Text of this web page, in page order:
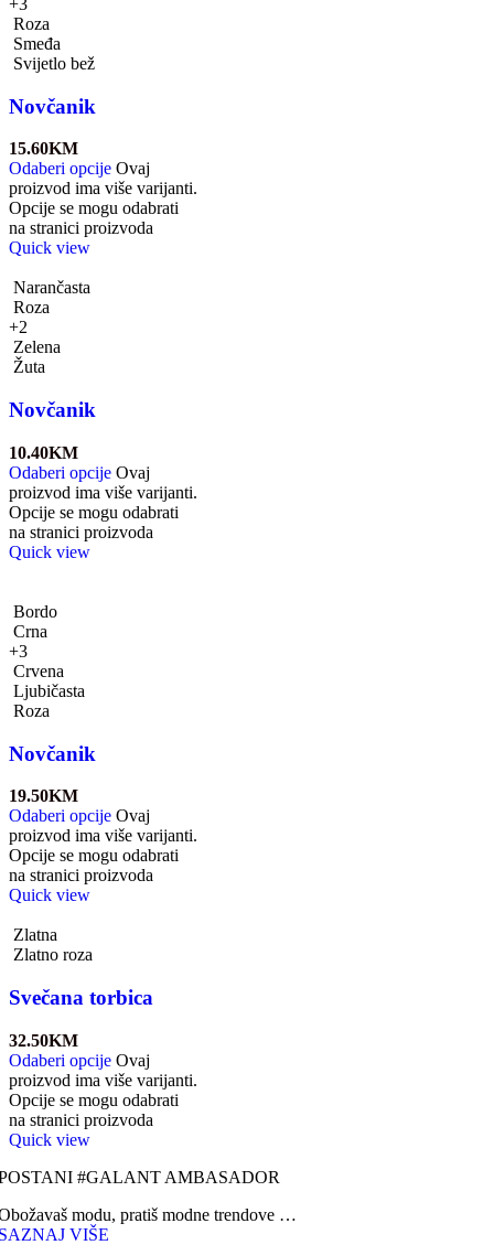
+3
Roza
Smeđa
Svijetlo bež
Novčanik
15.60KM
Odaberi opcije Ovaj
proizvod ima više varijanti.
Opcije se mogu odabrati
na stranici proizvoda
Quick view
Narančasta
Roza
+2
Zelena
Žuta
Novčanik
10.40KM
Odaberi opcije Ovaj
proizvod ima više varijanti.
Opcije se mogu odabrati
na stranici proizvoda
Quick view
Bordo
Crna
+3
Crvena
Ljubičasta
Roza
Novčanik
19.50KM
Odaberi opcije Ovaj
proizvod ima više varijanti.
Opcije se mogu odabrati
na stranici proizvoda
Quick view
Zlatna
Zlatno roza
Svečana torbica
32.50KM
Odaberi opcije Ovaj
proizvod ima više varijanti.
Opcije se mogu odabrati
na stranici proizvoda
Quick view
#GALANT AMBASADOR
modu, pratiš modne trendove …
VIŠE